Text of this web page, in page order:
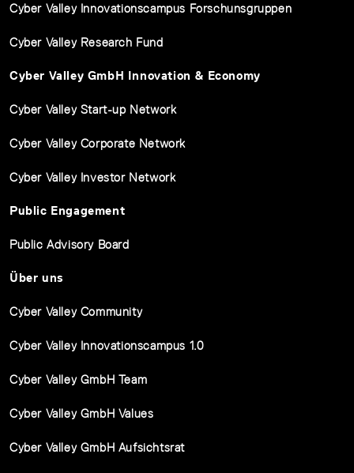
Cyber Valley Innovationscampus Forschunsgruppen
Cyber Valley Research Fund
Cyber Valley GmbH Innovation & Economy
Cyber Valley Start-up Network
Cyber Valley Corporate Network
Cyber Valley Investor Network
Public Engagement
Public Advisory Board
Über uns
Cyber Valley Community
Cyber Valley Innovationscampus 1.0
Cyber Valley GmbH Team
Cyber Valley GmbH Values
Cyber Valley GmbH Aufsichtsrat